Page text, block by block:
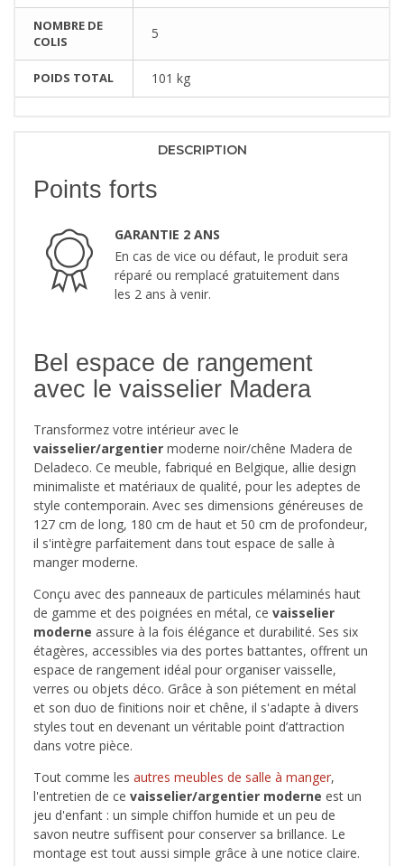
NOMBRE DE
COLIS
5
POIDS TOTAL 101 kg
DESCRIPTION
Points forts
GARANTIE 2 ANS
En cas de vice ou défaut, le produit sera
réparé ou remplacé gratuitement dans
les 2 ans à venir.
Bel espace de rangement
avec le vaisselier Madera
Transformez votre intérieur avec le
vaisselier/argentier moderne noir/chêne Madera de
Deladeco. Ce meuble, fabriqué en Belgique, allie design
minimaliste et matériaux de qualité, pour les adeptes de
style contemporain. Avec ses dimensions généreuses de
127 cm de long, 180 cm de haut et 50 cm de profondeur,
il s'intègre parfaitement dans tout espace de salle à
manger moderne.
Conçu avec des panneaux de particules mélaminés haut
de gamme et des poignées en métal, ce vaisselier
moderne assure à la fois élégance et durabilité. Ses six
étagères, accessibles via des portes battantes, offrent un
espace de rangement idéal pour organiser vaisselle,
verres ou objets déco. Grâce à son piétement en métal
et son duo de finitions noir et chêne, il s'adapte à divers
styles tout en devenant un véritable point d’attraction
dans votre pièce.
Tout comme les autres meubles de salle à manger,
l'entretien de ce vaisselier/argentier moderne est un
jeu d'enfant : un simple chiffon humide et un peu de
savon neutre suffisent pour conserver sa brillance. Le
montage est tout aussi simple grâce à une notice claire.